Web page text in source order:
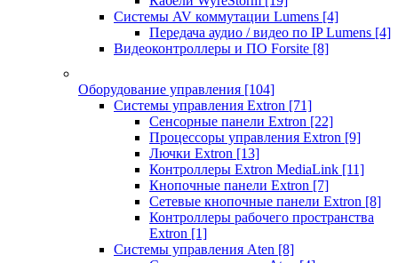
Системы AV коммутации Lumens [4]
Передача аудио / видео по IP Lumens [4]
Видеоконтроллеры и ПО Forsite [8]
Оборудование управления [104]
Системы управления Extron [71]
Сенсорные панели Extron [22]
Процессоры управления Extron [9]
Лючки Extron [13]
Контроллеры Extron MediaLink [11]
Кнопочные панели Extron [7]
Сетевые кнопочные панели Extron [8]
Контроллеры рабочего пространства
Extron [1]
Системы управления Aten [8]